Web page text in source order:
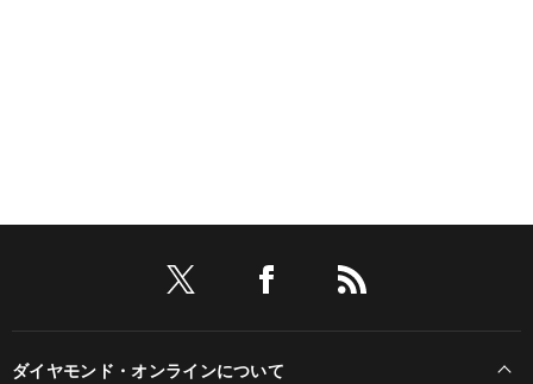
ダイヤモンド・オンラインについて